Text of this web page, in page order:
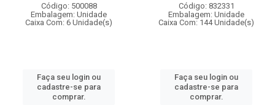
Código: 500088
Embalagem: Unidade
Caixa Com: 6 Unidade(s)
Faça seu login ou
cadastre-se para
comprar.
Código: 832331
Embalagem: Unidade
Caixa Com: 144 Unidade(s)
Faça seu login ou
cadastre-se para
comprar.